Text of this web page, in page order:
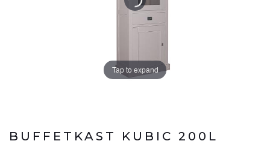
Tap to expand
BUFFETKAST KUBIC 200L